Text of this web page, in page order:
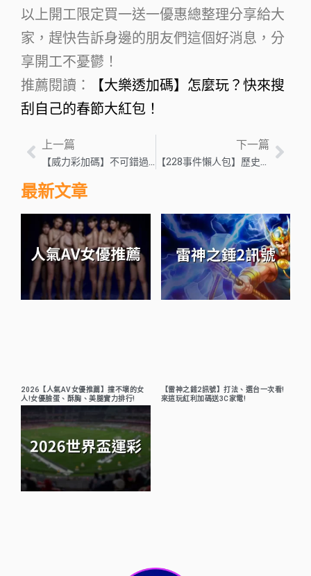
以上開工限定買一送一優惠總整理分享給大
家，趕快告訴身邊的朋友們這個好消息，分
享開工不憂鬱！
推薦閱讀：
【大樂透加碼】怎麼玩？快來搜
刮自己的春節大紅包！
上一篇
【威力彩加碼】不可錯過！過年買彩券就買威力彩！
下一篇
【228事件懶人包】歷史可以被原諒，但不能被遺忘！228導火線、死亡人數、事實真相
最新文章
2026【人氣AV女優推薦】撞不壞的女
人!女優臉蛋、酥胸、美腿實力排行!
【雷神之錘2訊號】打法、選台一次看!
來這玩紅利加碼送3C家電!